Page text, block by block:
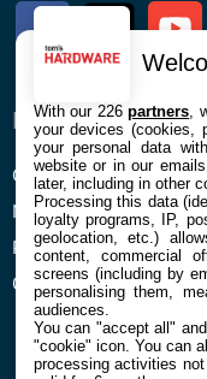
FacebookTwitter
ENTREPRISE
Confidentialité et
Mentions légales et
Préférences Cookies
Qui sommes nous
With our 226partners ,
your devices (cookies,
your personal data
website or in our
later, including in other
Processing this data
loyalty programs, IP,
geolocation, etc.)
content, commercial
screens (including by
personalising them,
audiences.
You can "accept all"
"cookie" icon. You can
processing activities